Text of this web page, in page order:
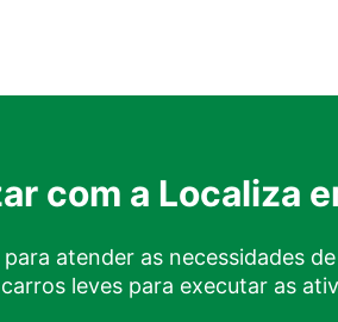
com a Localiza
para atender as necessidades
leves para executar as